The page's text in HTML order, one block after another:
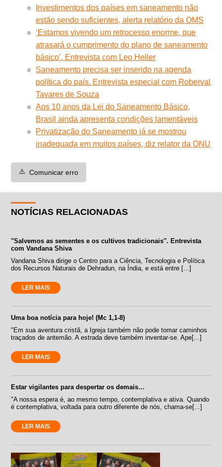
Investimentos dos países em saneamento não
estão sendo suficientes, alerta relatório da OMS
‘Estamos vivendo um retrocesso enorme, que
atrasará o cumprimento do plano de saneamento
básico’. Entrevista com Leo Heller
Saneamento precisa ser inserido na agenda
política do país. Entrevista especial com Roberval
Tavares de Souza
Aos 10 anos da Lei do Saneamento Básico,
Brasil ainda apresenta condições lamentáveis
Privatização do Saneamento já se mostrou
inadequada em muitos países, diz relator da ONU
⚠️ Comunicar erro
NOTÍCIAS RELACIONADAS
''Salvemos as sementes e os cultivos tradicionais''. Entrevista
com Vandana Shiva
Vandana Shiva dirige o Centro para a Ciência, Tecnologia e Política
dos Recursos Naturais de Dehradun, na Índia, e está entre [...]
LER MAIS
Uma boa notícia para hoje! (Mc 1,1-8)
"Em sua aventura cristã, a Igreja também não pode tomar caminhos
traçados de antemão. A estrada deve também inventar-se. Ape[...]
LER MAIS
Estar vigilantes para despertar os demais…
"A nossa espera é, ao mesmo tempo, contemplativa e ativa. Quando
é contemplativa, voltada para outro diferente de nós, chama-se[...]
LER MAIS